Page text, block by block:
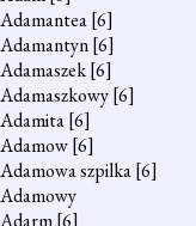
Adamantea[6]
Adamantyn[6]
Adamaszek[6]
Adamaszkowy[6]
Adamita[6]
Adamow[6]
Adamowa szpilka[6]
Adamowy
Adarm[6]